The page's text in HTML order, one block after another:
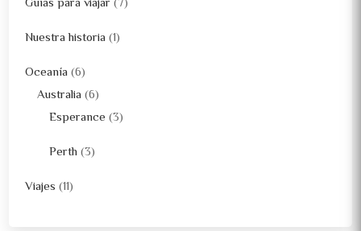
Nuestra historia (1)
Oceanía (6)
Australia (6)
Esperance (3)
Perth (3)
Viajes (11)